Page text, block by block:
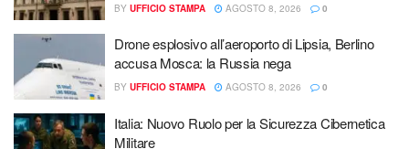
BY UFFICIO STAMPA AGOSTO 8, 2026 0
Drone esplosivo all’aeroporto di Lipsia, Berlino
accusa Mosca: la Russia nega
BY UFFICIO STAMPA AGOSTO 8, 2026 0
Italia: Nuovo Ruolo per la Sicurezza Cibernetica
Militare